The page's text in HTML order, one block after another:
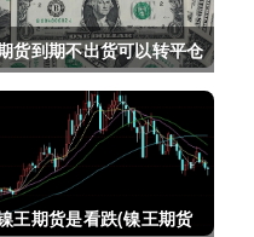
货到期不出货可以转平仓
吗(期货如果到期不平仓
怎么办)
王期货是看跌(镍王期货